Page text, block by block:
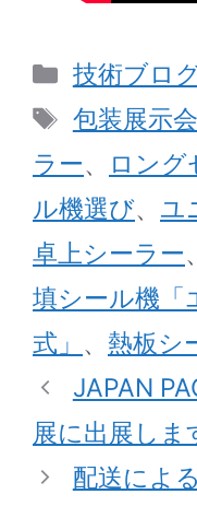
カ
テ
リ
ー
技術ブロ
タ
包装展示会
ラー、 ロング
ル機選び、 ユ
卓上シーラー、
填シール機「
式」 、 熱板シ
JAPAN
展に出展しま
配送によ